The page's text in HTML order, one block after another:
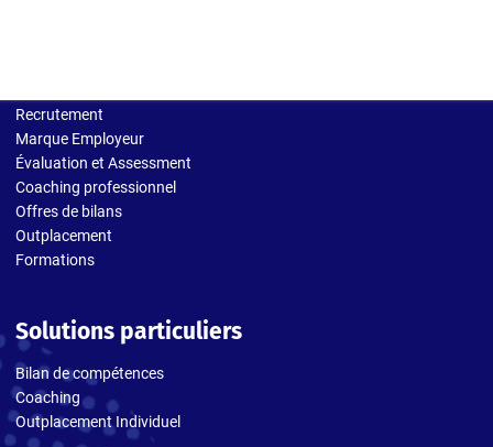
Recrutement
Marque Employeur
Évaluation et Assessment
Coaching professionnel
Offres de bilans
Outplacement
Formations
Solutions particuliers
Bilan de compétences
Coaching
Outplacement Individuel